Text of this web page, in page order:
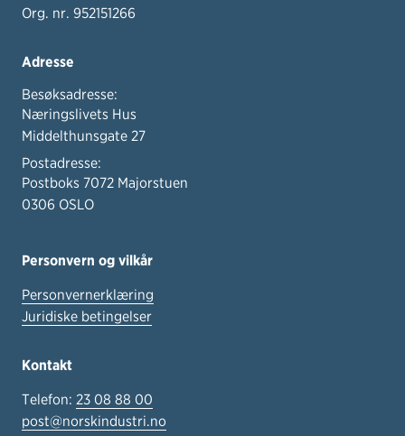
Org. nr. 952151266
Adresse
Besøksadresse:
Næringslivets Hus
Middelthunsgate 27
Postadresse:
Postboks 7072 Majorstuen
0306 OSLO
Personvern og vilkår
Personvernerklæring
Juridiske betingelser
Kontakt
Telefon: 23 08 88 00
post@norskindustri.no